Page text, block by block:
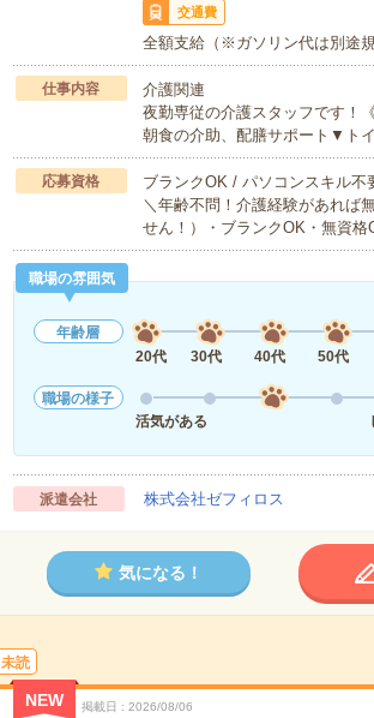
交通費
全額支給（※ガソリン代は別途規
仕事内容
介護関連
夜勤専従の介護スタッフです
朝食の介助、配膳サポート▼ト
応募資格
ブランクOK / パソコンスキル不
＼年齢不問！介護経験があれば
せん！）・ブランクOK・無資
職場の雰囲気
年齢層
20代
30代 40代 50代
職場の様子
活気がある
派遣会社 株式会社ゼフィロス
気になる！
未読
NEW 掲載日 2026/08/06